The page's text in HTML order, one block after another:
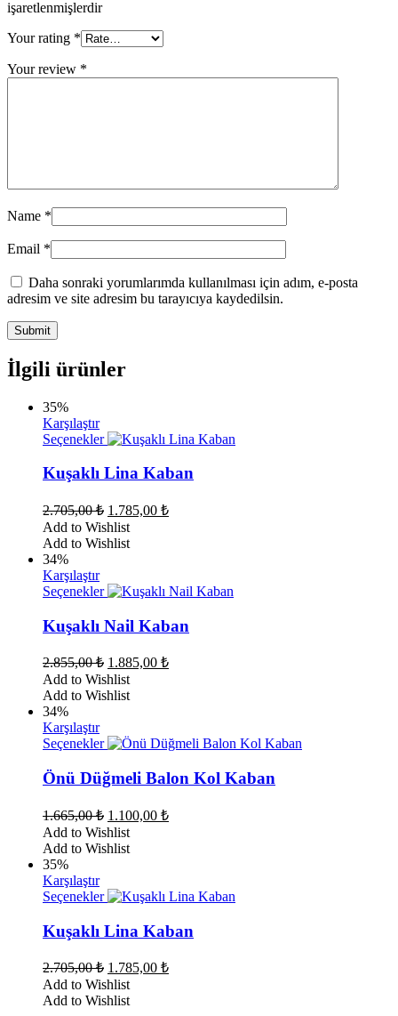
işaretlenmişlerdir
Your rating *
Your review *
Name *
Email *
Daha sonraki yorumlarımda kullanılması için adım, e-posta
adresim ve site adresim bu tarayıcıya kaydedilsin.
İlgili ürünler
35%
Karşılaştır
Seçenekler Bu
birden
varyasyonu
var.
Seçenekler
ürün
seçilebilir
Kuşaklı Lina Kaban
2.705,00₺ Orijinal
fiyat:
2.705,00 ₺.
1.785,00 ₺Şu
Add to Wishlist
Add to Wishlist
34%
Karşılaştır
Seçenekler Bu
birden
fazla
varyasyonu
var.
Seçenekler
ürün
seçilebilir
Kuşaklı Nail Kaban
2.855,00₺ Orijinal
fiyat:
2.855,00 ₺.
1.885,00 ₺Şu
Add to Wishlist
Add to Wishlist
34%
Karşılaştır
Seçenekler Bu
birden
fazla
varyasyonu
var.
Seçenekler
ürün
seçilebilir
Önü Düğmeli Balon Kol Kaban
1.665,00₺ Orijinal
fiyat:
1.665,00 ₺.
1.100,00 ₺Şu
Add to Wishlist
Add to Wishlist
35%
Karşılaştır
Seçenekler Bu
birden
fazla
varyasyonu
var.
Seçenekler
ürün
Kuşaklı Lina Kaban
2.705,00₺ Orijinal
fiyat:
2.705,00 ₺.
1.785,00 ₺Şu
Add to Wishlist
Add to Wishlist